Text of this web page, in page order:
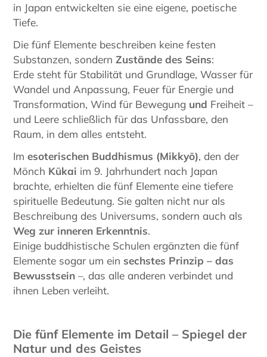
in Japan entwickelten sie eine eigene, poetische
Tiefe.
Die fünf Elemente beschreiben keine festen
Substanzen, sondern Zustände des Seins:
Erde steht für Stabilität und Grundlage, Wasser für
Wandel und Anpassung, Feuer für Energie und
Transformation, Wind für Bewegung und Freiheit –
und Leere schließlich für das Unfassbare, den
Raum, in dem alles entsteht.
Im esoterischen Buddhismus (Mikkyō), den der
Mönch Kūkai im 9. Jahrhundert nach Japan
brachte, erhielten die fünf Elemente eine tiefere
spirituelle Bedeutung. Sie galten nicht nur als
Beschreibung des Universums, sondern auch als
Weg zur inneren Erkenntnis.
Einige buddhistische Schulen ergänzten die fünf
Elemente sogar um ein sechstes Prinzip – das
Bewusstsein –, das alle anderen verbindet und
ihnen Leben verleiht.
Die fünf Elemente im Detail – Spiegel der
Natur und des Geistes